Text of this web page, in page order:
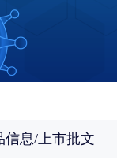
信息/上市批文